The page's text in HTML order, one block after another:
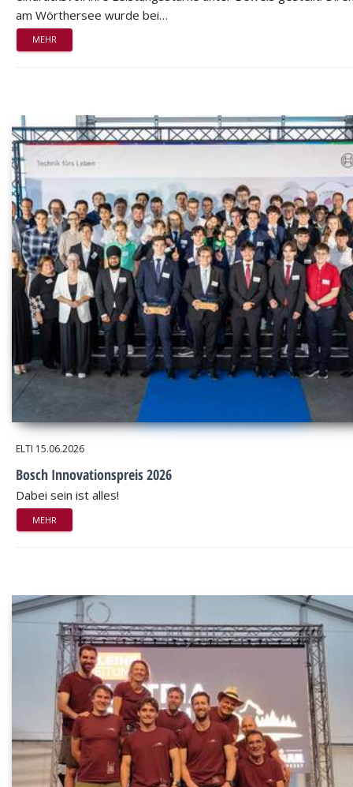
am Wörthersee wurde bei…
MEHR
ELTI 15.06.2026
Bosch Innovationspreis 2026
Dabei sein ist alles!
MEHR